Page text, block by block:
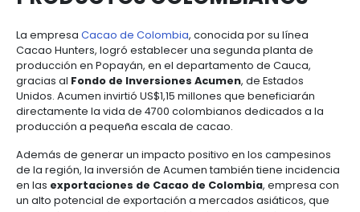
INVERSIÓN EN TODAS LAS
REGIONES DE COLOMBIA
Yara Internationales una compañía fundada en
agroquímico y con ventas a 150 países. Esa
le permite reportar ingresos por más de US$12 mil
como lo hizo en el 2014, y tener una nómina de